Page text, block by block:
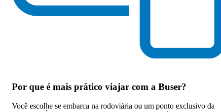
Por que é mais prático viajar com a Buser?
Você escolhe se embarca na rodoviária ou um ponto exclusivo da